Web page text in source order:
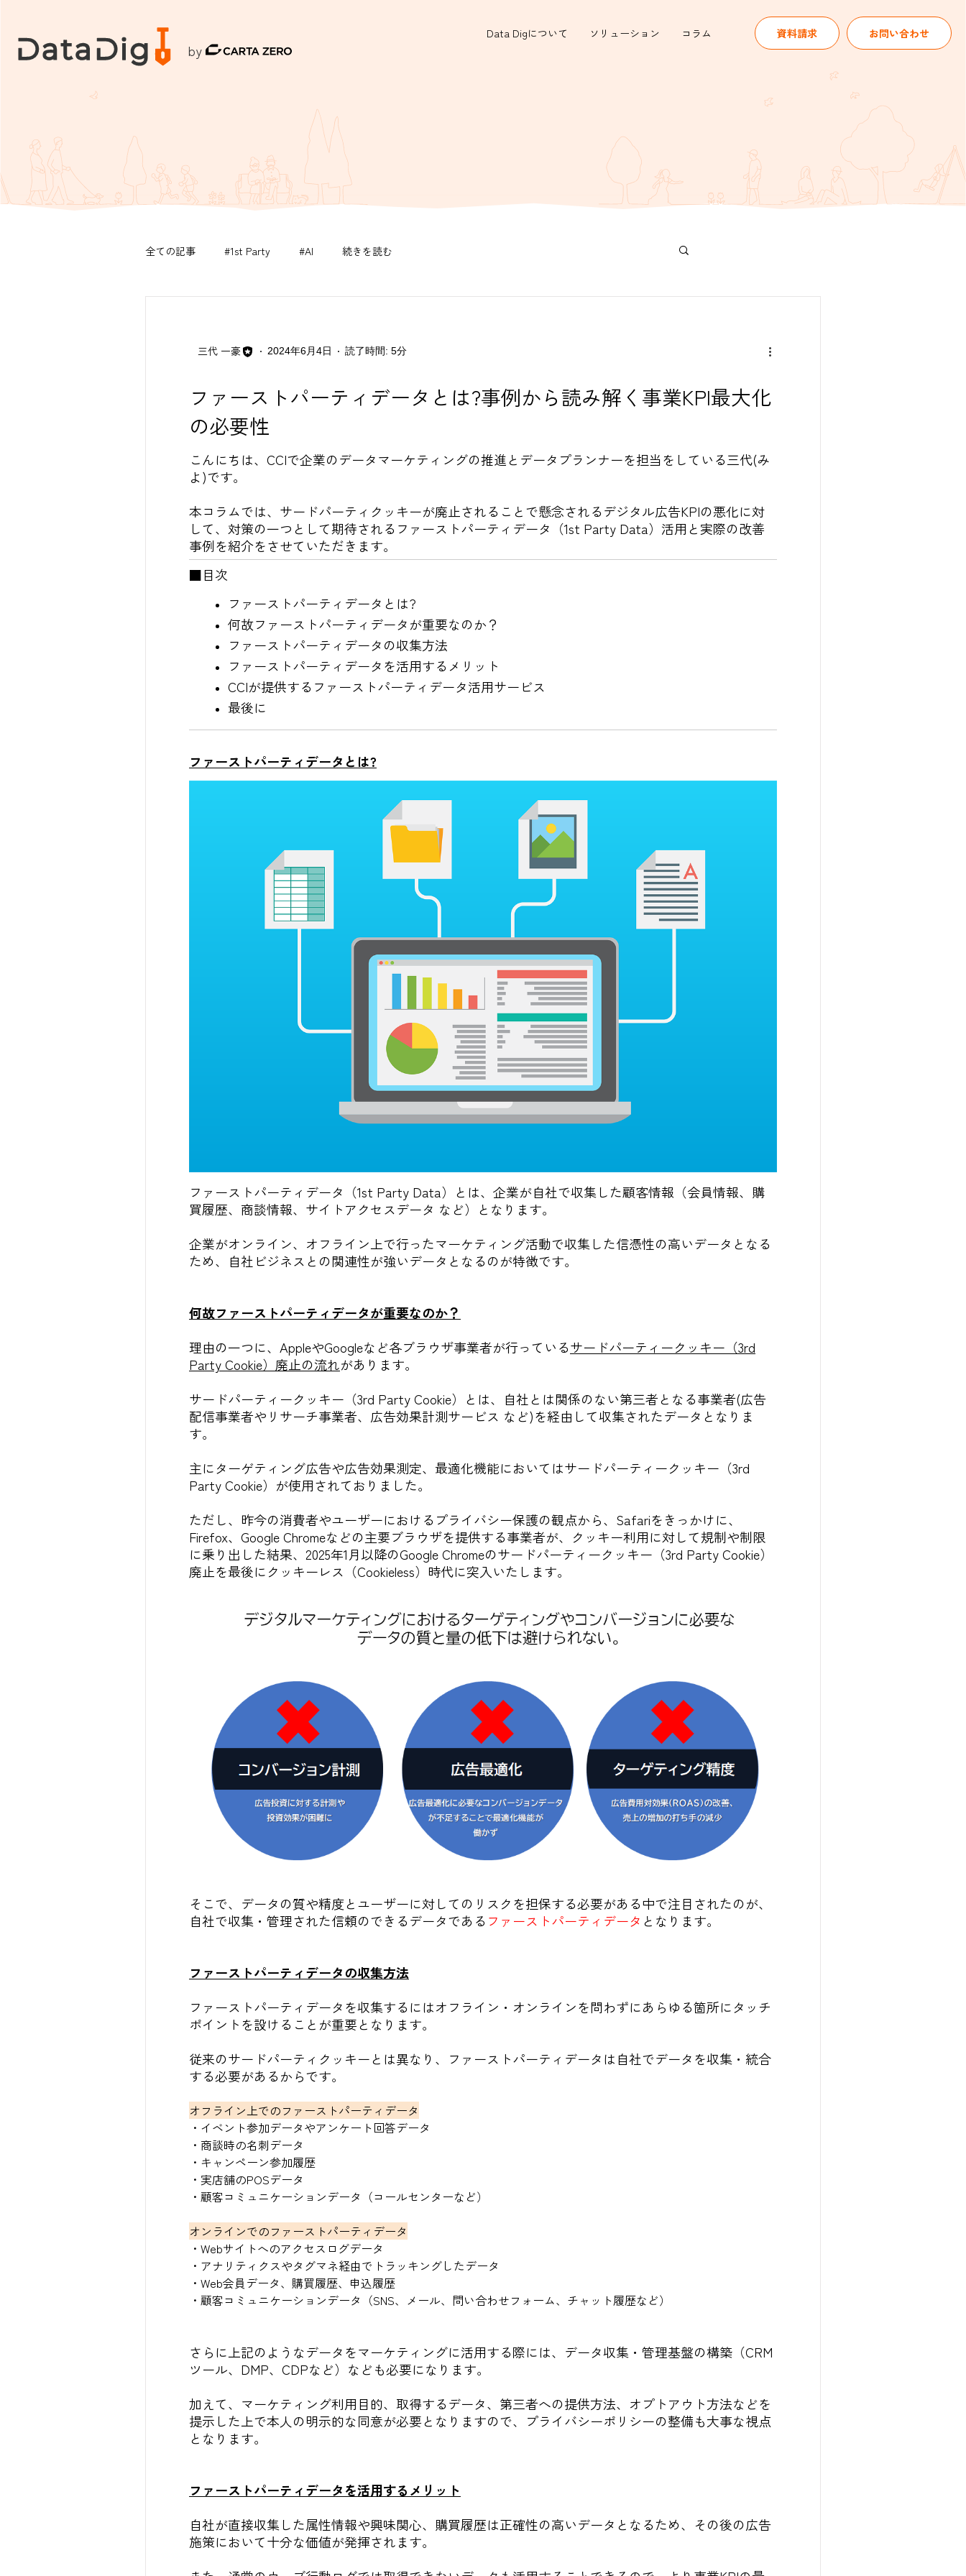
by
Data Digについて ソリューション コラム 資料請求 お問い合わせ
全ての記事 #1st Party #AI 続きを読む
三代 一豪 2024年6月4日 読了時間: 5分
ファーストパーティデータとは?事例から読み解く事業KPI最大化
の必要性
こんにちは、CCIで企業のデータマーケティングの推進とデータプランナーを担当をしている三代(み
よ)です。
本コラムでは、サードパーティクッキーが廃止されることで懸念されるデジタル広告KPIの悪化に対
して、対策の一つとして期待されるファーストパーティデータ（1st Party Data）活用と実際の改善
事例を紹介をさせていただきます。
■目次
ファーストパーティデータとは?
何故ファーストパーティデータが重要なのか？
ファーストパーティデータの収集方法
ファーストパーティデータを活用するメリット
CCIが提供するファーストパーティデータ活用サービス
最後に
ファーストパーティデータとは?
ファーストパーティデータ（1st Party Data）とは、企業が自社で収集した顧客情報（会員情報、購
買履歴、商談情報、サイトアクセスデータ など）となります。
企業がオンライン、オフライン上で行ったマーケティング活動で収集した信憑性の高いデータとなる
ため、自社ビジネスとの関連性が強いデータとなるのが特徴です。
何故ファーストパーティデータが重要なのか？
理由の一つに、AppleやGoogleなど各ブラウザ事業者が行っているサードパーティークッキー（3rd
Party Cookie）廃止の流れがあります。
サードパーティークッキー（3rd Party Cookie）とは、自社とは関係のない第三者となる事業者(広告
配信事業者やリサーチ事業者、広告効果計測サービス など)を経由して収集されたデータとなりま
す。
主にターゲティング広告や広告効果測定、最適化機能においてはサードパーティークッキー（3rd
Party Cookie）が使用されておりました。
ただし、昨今の消費者やユーザーにおけるプライバシー保護の観点から、Safariをきっかけに、
Firefox、Google Chromeなどの主要ブラウザを提供する事業者が、クッキー利用に対して規制や制限
に乗り出した結果、2025年1月以降のGoogle Chromeのサードパーティークッキー（3rd Party Cookie）
廃止を最後にクッキーレス（Cookieless）時代に突入いたします。
そこで、データの質や精度とユーザーに対してのリスクを担保する必要がある中で注目されたのが、
自社で収集・管理された信頼のできるデータである ファーストパーティデータ となります。
ファーストパーティデータの収集方法
ファーストパーティデータを収集するにはオフライン・オンラインを問わずにあらゆる箇所にタッチ
ポイントを設けることが重要となります。
従来のサードパーティクッキーとは異なり、ファーストパーティデータは自社でデータを収集・統合
する必要があるからです。
オフライン上でのファーストパーティデータ
・イベント参加データやアンケート回答データ
・商談時の名刺データ
・キャンペーン参加履歴
・実店舗のPOSデータ
・顧客コミュニケーションデータ（コールセンターなど）
オンラインでのファーストパーティデータ
・Webサイトへのアクセスログデータ
・アナリティクスやタグマネ経由でトラッキングしたデータ
・Web会員データ、購買履歴、申込履歴
・顧客コミュニケーションデータ（SNS、メール、問い合わせフォーム、チャット履歴など）
さらに上記のようなデータをマーケティングに活用する際には、データ収集・管理基盤の構築（CRM
ツール、DMP、CDPなど）なども必要になります。
加えて、マーケティング利用目的、取得するデータ、第三者への提供方法、オプトアウト方法などを
提示した上で本人の明示的な同意が必要となりますので、プライバシーポリシーの整備も大事な視点
となります。
ファーストパーティデータを活用するメリット
自社が直接収集した属性情報や興味関心、購買履歴は正確性の高いデータとなるため、その後の広告
施策において十分な価値が発揮されます。